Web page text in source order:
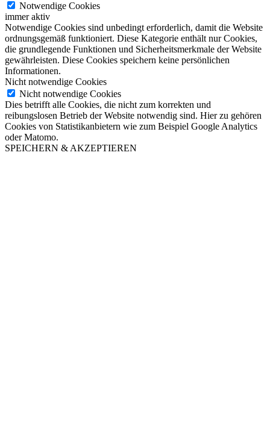
Notwendige Cookies
immer aktiv
Notwendige Cookies sind unbedingt erforderlich, damit die Website
ordnungsgemäß funktioniert. Diese Kategorie enthält nur Cookies,
die grundlegende Funktionen und Sicherheitsmerkmale der Website
gewährleisten. Diese Cookies speichern keine persönlichen
Informationen.
Nicht notwendige Cookies
Nicht notwendige Cookies
Dies betrifft alle Cookies, die nicht zum korrekten und
reibungslosen Betrieb der Website notwendig sind. Hier zu gehören
Cookies von Statistikanbietern wie zum Beispiel Google Analytics
oder Matomo.
SPEICHERN & AKZEPTIEREN